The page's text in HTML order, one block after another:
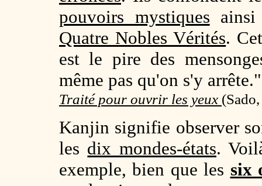
pouvoirs mystiques
Quatre Nobles Vérités.
est le pire des
même pas qu'on s'y arrête."
Traité pour ouvrir les yeux (
Kanjin signifie observer
les dix mondes-états.
exemple, bien que les six